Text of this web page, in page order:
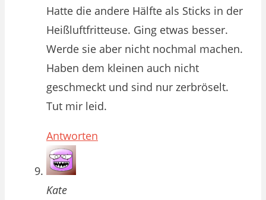
Hatte die andere Hälfte als Sticks in der
Heißluftfritteuse. Ging etwas besser.
Werde sie aber nicht nochmal machen.
Haben dem kleinen auch nicht
geschmeckt und sind nur zerbröselt.
Tut mir leid.
Antworten
Kate